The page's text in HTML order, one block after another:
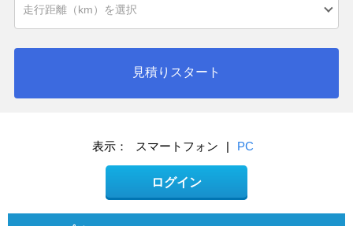
見積りスタート
表示： スマートフォン | PC
ログイン